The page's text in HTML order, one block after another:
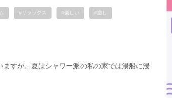
#リラックス #楽しい #癒し
すが、夏はシャワー派の私の家では湯船に浸